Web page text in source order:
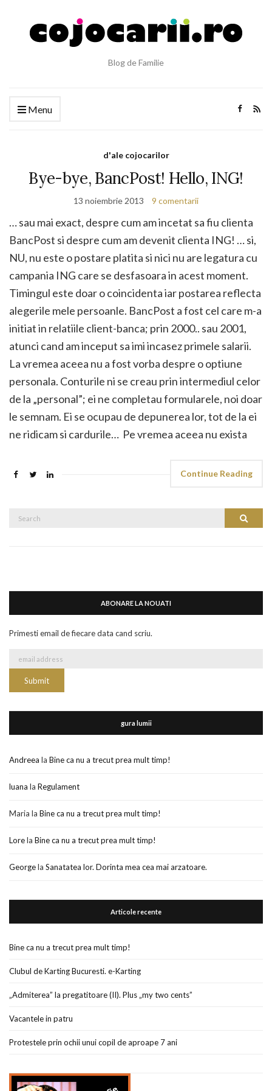
Blog de Familie
Menu
d'ale cojocarilor
Bye-bye, BancPost! Hello, ING!
13 noiembrie 2013 9 comentarii
… sau mai exact, despre cum am incetat sa fiu clienta
BancPost si despre cum am devenit clienta ING! … si,
NU, nu este o postare platita si nici nu are legatura cu
campania ING care se desfasoara in acest moment.
Timingul este doar o coincidenta iar postarea reflecta
alegerile mele persoanle. BancPost a fost cel care m-a
initiat in relatiile client-banca; prin 2000.. sau 2001,
atunci cand am inceput sa imi incasez primele salarii.
La vremea aceea nu a fost vorba despre o optiune
personala. Conturile ni se creau prin intermediul celor
de la „personal”; ei ne completau formularele, noi doar
le semnam. Ei se ocupau de depunerea lor, tot de la ei
ne ridicam si cardurile… Pe vremea aceea nu exista
Continue Reading
Search
ABONARE LA NOUATI
Primesti email de fiecare data cand scriu.
gura lumii
Andreea la Bine ca nu a trecut prea mult timp!
luana la Regulament
Maria la Bine ca nu a trecut prea mult timp!
Lorela Bine ca nu a trecut prea mult timp!
Georgela Sanatatea lor. Dorinta mea cea mai arzatoare.
Articole recente
Bine ca nu a trecut prea mult timp!
Clubul de Karting Bucuresti. e-Karting
„Admiterea” la pregatitoare (II). Plus „my two cents”
Vacantele in patru
Protestele prin ochii unui copil de aproape 7 ani